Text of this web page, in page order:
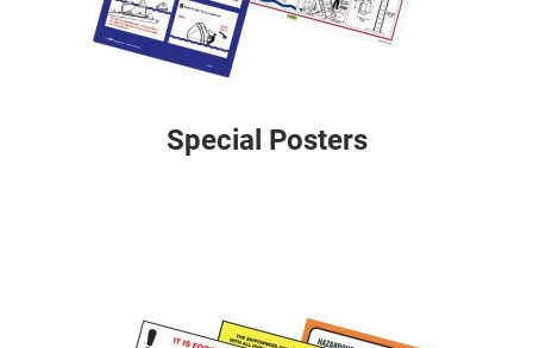
Special Posters